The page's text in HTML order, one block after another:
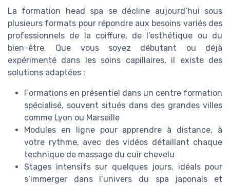
La formation head spa se décline aujourd’hui sous
plusieurs formats pour répondre aux besoins variés des
professionnels de la coiffure, de l’esthétique ou du
bien-être. Que vous soyez débutant ou déjà
expérimenté dans les soins capillaires, il existe des
solutions adaptées :
Formations en présentiel dans un centre formation
spécialisé, souvent situés dans des grandes villes
comme Lyon ou Marseille
Modules en ligne pour apprendre à distance, à
votre rythme, avec des vidéos détaillant chaque
technique de massage du cuir chevelu
Stages intensifs sur quelques jours, idéals pour
s’immerger dans l’univers du spa japonais et